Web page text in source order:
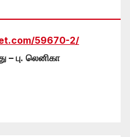
59670-2/
– பு. லெனிகா